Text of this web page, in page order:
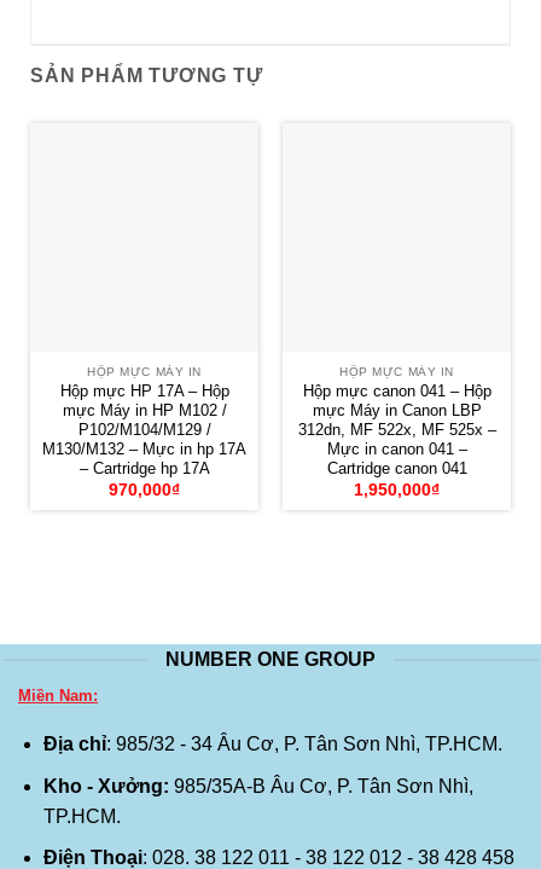
SẢN PHẨM TƯƠNG TỰ
HỘP MỰC MÁY IN
Hộp mực HP 17A – Hộp
mực Máy in HP M102 /
P102/M104/M129 /
M130/M132 – Mực in hp 17A
– Cartridge hp 17A
970,000₫
HỘP MỰC MÁY IN
Hộp mực canon 041 – Hộp
mực Máy in Canon LBP
312dn, MF 522x, MF 525x –
Mực in canon 041 –
Cartridge canon 041
1,950,000₫
NUMBER ONE GROUP
Miền Nam:
Địa chỉ: 985/32 - 34 Âu Cơ, P. Tân Sơn Nhì, TP.HCM.
Kho - Xưởng: 985/35A-B Âu Cơ, P. Tân Sơn Nhì,
TP.HCM.
Điện Thoại: 028. 38 122 011 - 38 122 012 - 38 428 458